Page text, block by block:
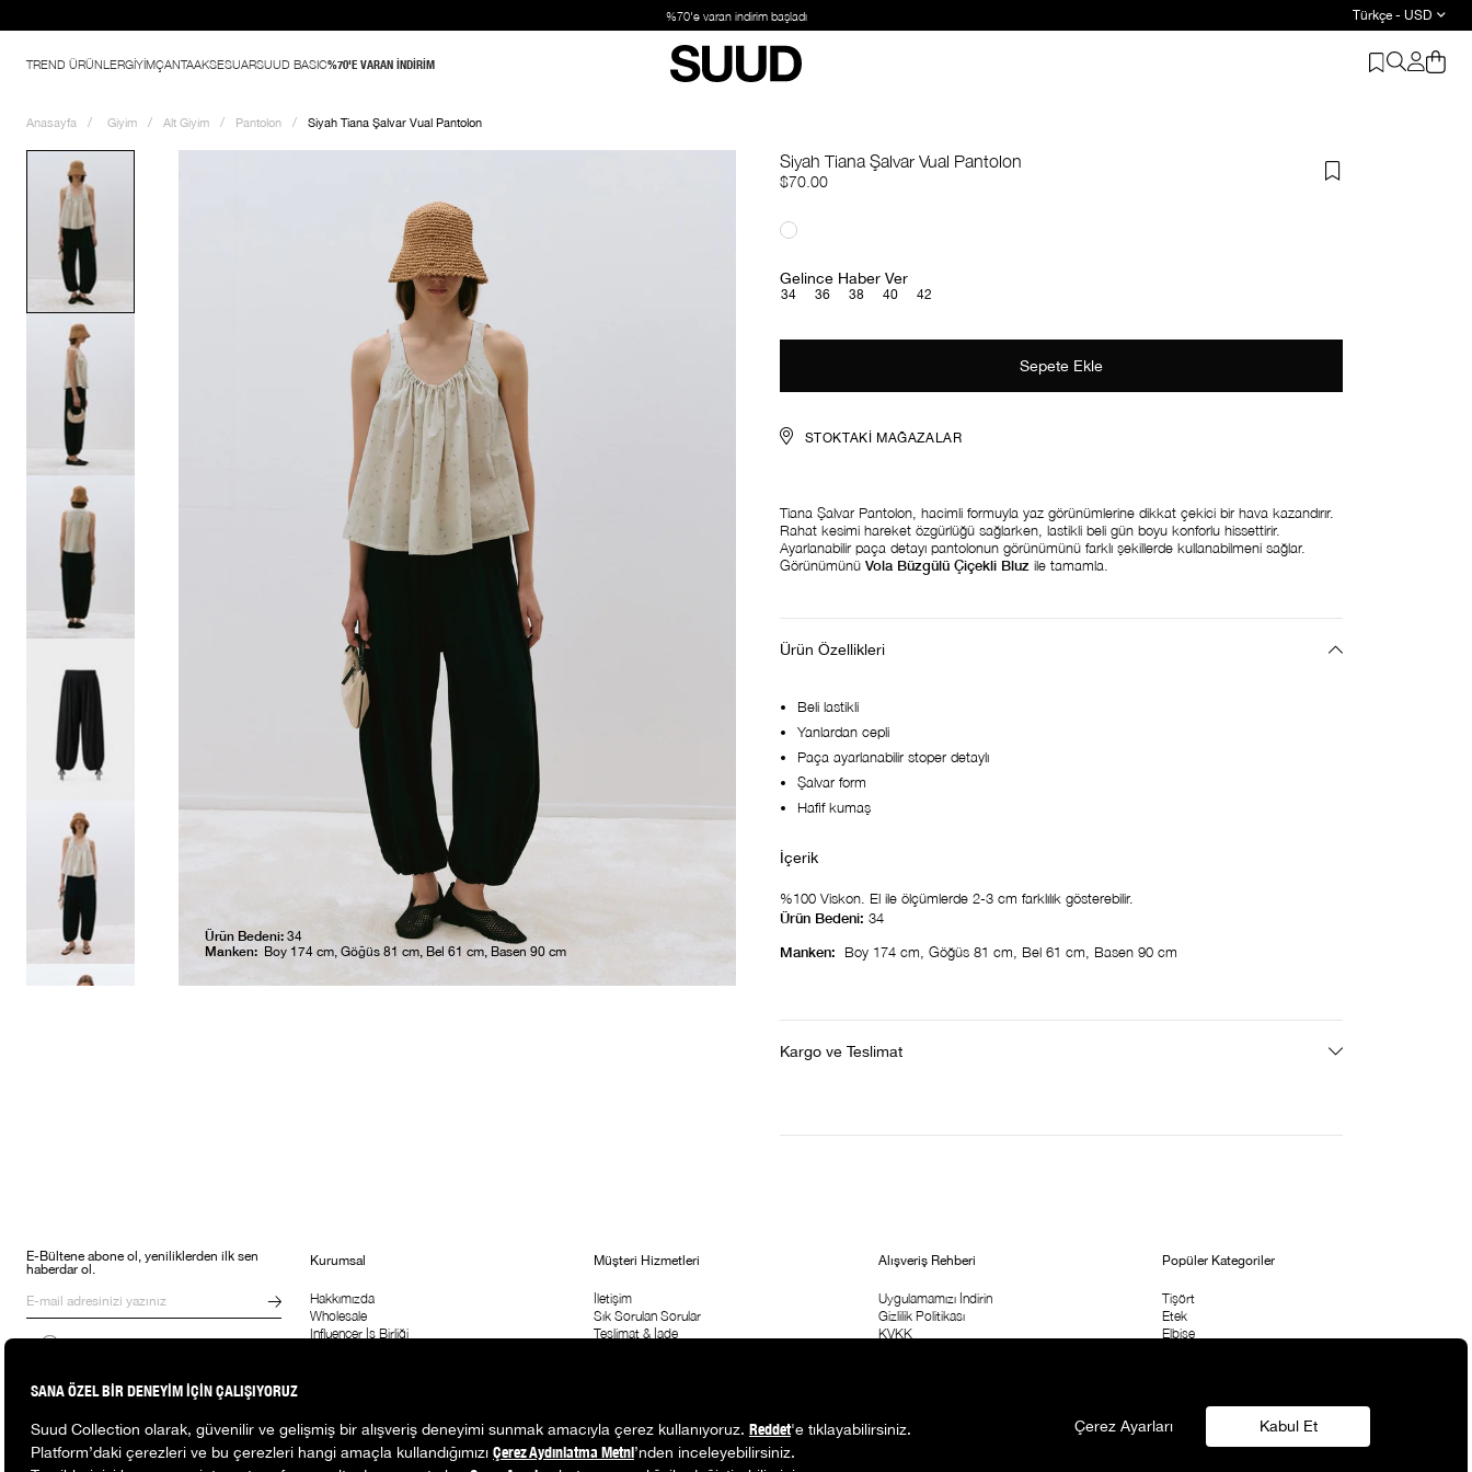
%70'e varan indirim başladı Türkçe - USD
TREND ÜRÜNLERGİYİMÇANTAAKSESUARSUUD BASIC%70'E VARAN İNDİRİM
Anasayfa Giyim Alt Giyim Pantolon Siyah Tiana Şalvar Vual Pantolon
Ürün Bedeni: 34
Manken: Boy 174 cm, Göğüs 81 cm, Bel 61 cm, Basen 90 cm
Siyah Tiana Şalvar Vual Pantolon
$70.00
Gelince Haber Ver
34 36 38 40 42
STOKTAKI MAĞAZALAR
Tiana Şalvar Pantolon, hacimli formuyla yaz görünümlerine dikkat çekici bir hava kazandırır.
Rahat kesimi hareket özgürlüğü sağlarken, lastikli beli gün boyu konforlu hissettirir.
Ayarlanabilir paça detayı pantolonun görünümünü farklı şekillerde kullanabilmeni sağlar.
Görünümünü Vola Büzgülü Çiçekli Bluz ile tamamla.
Ürün Özellikleri
Beli lastikli
Yanlardan cepli
Paça ayarlanabilir stoper detaylı
Şalvar form
Hafif kumaş
%100 Viskon. El ile ölçümlerde 2-3 cm farklılık gösterebilir.
Ürün Bedeni: 34
Manken:
Boy 174 cm, Göğüs 81 cm, Bel 61 cm, Basen 90 cm
Kargo ve Teslimat
E-Bültene abone ol, yeniliklerden ilk sen
haberdar ol.
Kampanyalar, ürünler ve değişiklikler
sözleşmesine buradan ulaşabilirsin
Kurumsal
Hakkımızda
Wholesale
Influencer İş Birliği
Müşteri Hizmetleri
İletişim
Sık Sorulan Sorular
Teslimat & İade
Alışveriş Rehberi
Uygulamamızı İndirin
Gizlilik Politikası
KVKK
Popüler Kategoriler
Tişört
Etek
Elbise